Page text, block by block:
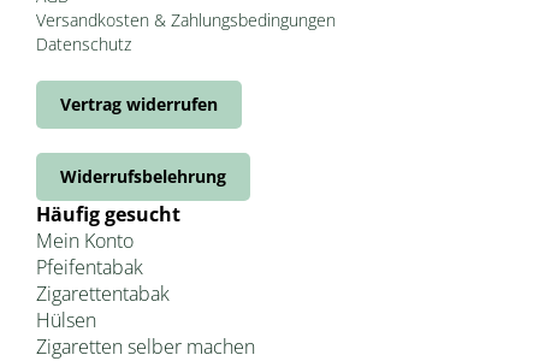
Versandkosten & Zahlungsbedingungen
Datenschutz
Vertrag widerrufen
Widerrufsbelehrung
Häufig gesucht
Mein Konto
Pfeifentabak
Zigarettentabak
Hülsen
Zigaretten selber machen